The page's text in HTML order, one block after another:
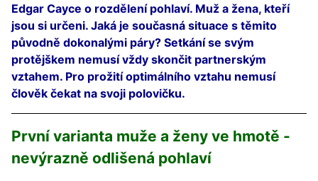
Edgar Cayce o rozdělení pohlaví. Muž a žena, kteří
jsou si určeni. Jaká je současná situace s těmito
původně dokonalými páry? Setkání se svým
protějškem nemusí vždy skončit partnerským
vztahem. Pro prožití optimálního vztahu nemusí
člověk čekat na svoji polovičku.
První varianta muže a ženy ve hmotě -
nevýrazně odlišená pohlaví